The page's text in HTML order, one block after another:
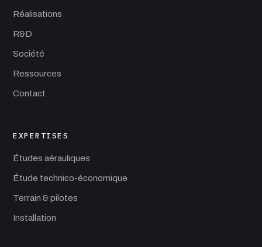
Réalisations
R&D
Société
Ressources
Contact
EXPERTISES
Études aérauliques
Étude technico-économique
Terrain & pilotes
Installation